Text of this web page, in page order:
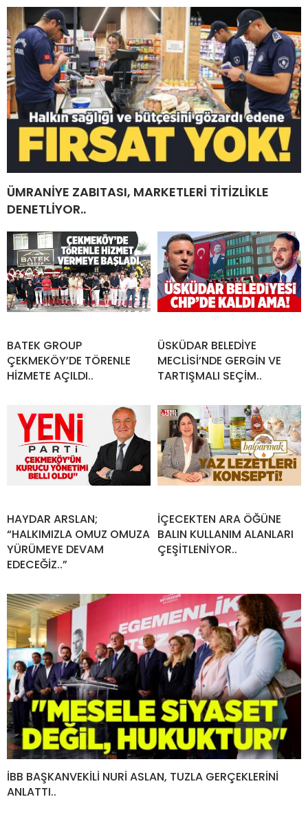
ÜMRANİYE ZABITASI, MARKETLERİ TİTİZLİKLE
DENETLİYOR..
BATEK GROUP
ÇEKMEKÖY’DE TÖRENLE
HİZMETE AÇILDI..
ÜSKÜDAR BELEDİYE
MECLİSİ’NDE GERGİN VE
TARTIŞMALI SEÇİM..
HAYDAR ARSLAN;
“HALKIMIZLA OMUZ OMUZA
YÜRÜMEYE DEVAM
EDECEĞİZ..”
İÇECEKTEN ARA ÖĞÜNE
BALIN KULLANIM ALANLARI
ÇEŞİTLENİYOR..
İBB BAŞKANVEKİLİ NURİ ASLAN, TUZLA GERÇEKLERİNİ
ANLATTI..